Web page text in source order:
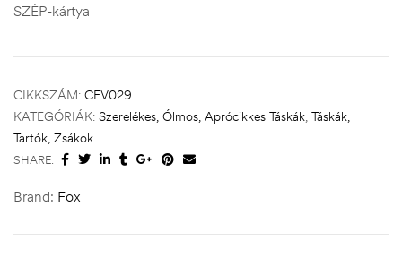
SZÉP-kártya
CIKKSZÁM: CEV029
KATEGÓRIÁK: Szerelékes, Ólmos, Aprócikkes Táskák, Táskák,
Tartók, Zsákok
SHARE:
Brand: Fox